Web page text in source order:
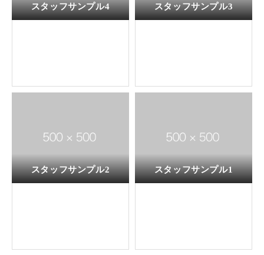
スタッフサンプル4 スタッフサンプル3
スタッフサンプル2 スタッフサンプル1